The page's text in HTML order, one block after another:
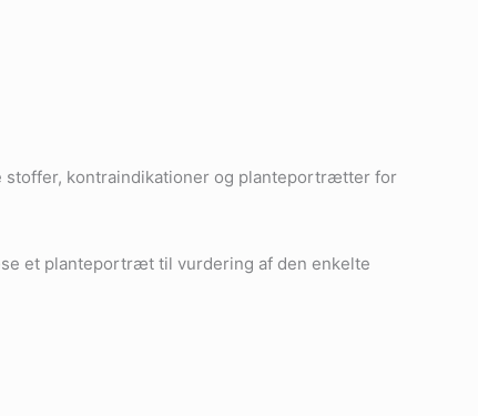
stoffer, kontraindikationer og planteportrætter for
et planteportræt til vurdering af den enkelte